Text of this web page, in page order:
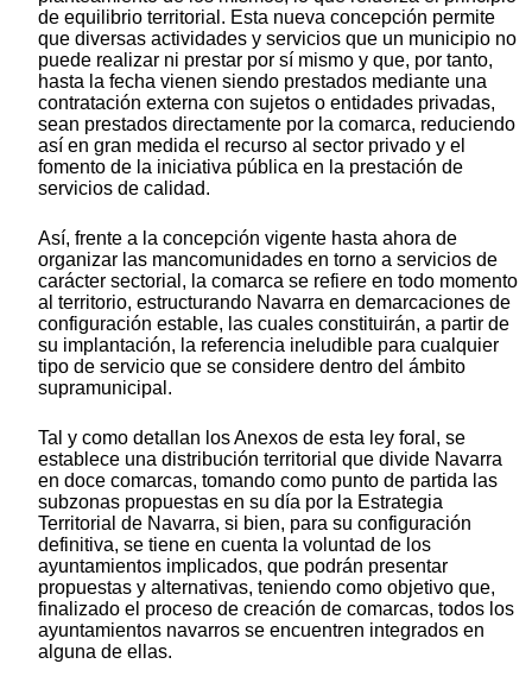
de equilibrio territorial. Esta nueva concepción permite
que diversas actividades y servicios que un municipio no
puede realizar ni prestar por sí mismo y que, por tanto,
hasta la fecha vienen siendo prestados mediante una
contratación externa con sujetos o entidades privadas,
sean prestados directamente por la comarca, reduciendo
así en gran medida el recurso al sector privado y el
fomento de la iniciativa pública en la prestación de
servicios de calidad.
Así, frente a la concepción vigente hasta ahora de
organizar las mancomunidades en torno a servicios de
carácter sectorial, la comarca se refiere en todo momento
al territorio, estructurando Navarra en demarcaciones de
configuración estable, las cuales constituirán, a partir de
su implantación, la referencia ineludible para cualquier
tipo de servicio que se considere dentro del ámbito
supramunicipal.
Tal y como detallan los Anexos de esta ley foral, se
establece una distribución territorial que divide Navarra
en doce comarcas, tomando como punto de partida las
subzonas propuestas en su día por la Estrategia
Territorial de Navarra, si bien, para su configuración
definitiva, se tiene en cuenta la voluntad de los
ayuntamientos implicados, que podrán presentar
propuestas y alternativas, teniendo como objetivo que,
finalizado el proceso de creación de comarcas, todos los
ayuntamientos navarros se encuentren integrados en
alguna de ellas.